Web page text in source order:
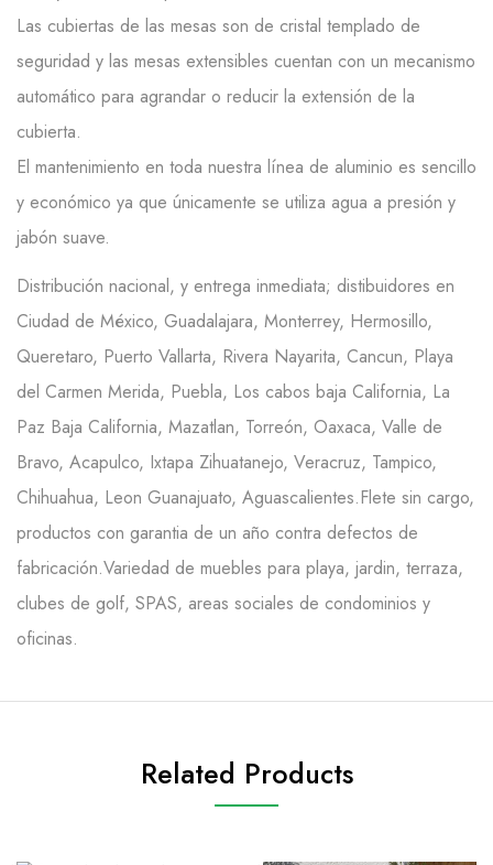
Las cubiertas de las mesas son de cristal templado de
seguridad y las mesas extensibles cuentan con un mecanismo
automático para agrandar o reducir la extensión de la
cubierta.
El mantenimiento en toda nuestra línea de aluminio es sencillo
y económico ya que únicamente se utiliza agua a presión y
jabón suave.
Distribución nacional, y entrega inmediata; distibuidores en
Ciudad de México, Guadalajara, Monterrey, Hermosillo,
Queretaro, Puerto Vallarta, Rivera Nayarita, Cancun, Playa
del Carmen Merida, Puebla, Los cabos baja California, La
Paz Baja California, Mazatlan, Torreón, Oaxaca, Valle de
Bravo, Acapulco, Ixtapa Zihuatanejo, Veracruz, Tampico,
Chihuahua, Leon Guanajuato, Aguascalientes.Flete sin cargo,
productos con garantia de un año contra defectos de
fabricación.Variedad de muebles para playa, jardin, terraza,
clubes de golf, SPAS, areas sociales de condominios y
oficinas.
Related Products